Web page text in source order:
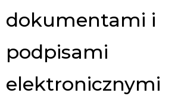
dokumentami i
podpisami
elektronicznymi